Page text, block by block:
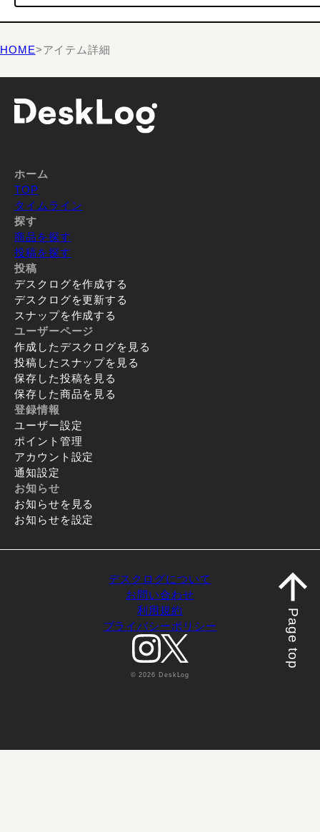
HOME>アイテム詳細
ホーム
TOP
タイムライン
探す
商品を探す
投稿を探す
投稿
デスクログを作成する
デスクログを更新する
スナップを作成する
ユーザーページ
作成したデスクログを見る
投稿したスナップを見る
保存した投稿を見る
保存した商品を見る
登録情報
ユーザー設定
ポイント管理
アカウント設定
通知設定
お知らせ
お知らせを見る
お知らせを設定
デスクログについて
お問い合わせ
利用規約
プライバシーポリシー
© 2026 DeskLog
Page top